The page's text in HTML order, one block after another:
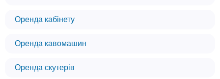
Оренда кабінету
Оренда кавомашин
Оренда скутерів